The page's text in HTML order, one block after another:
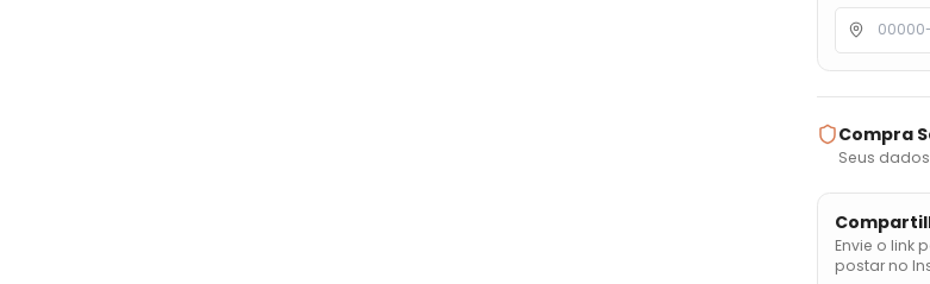
Compra
Seus
Envie o link
postar no